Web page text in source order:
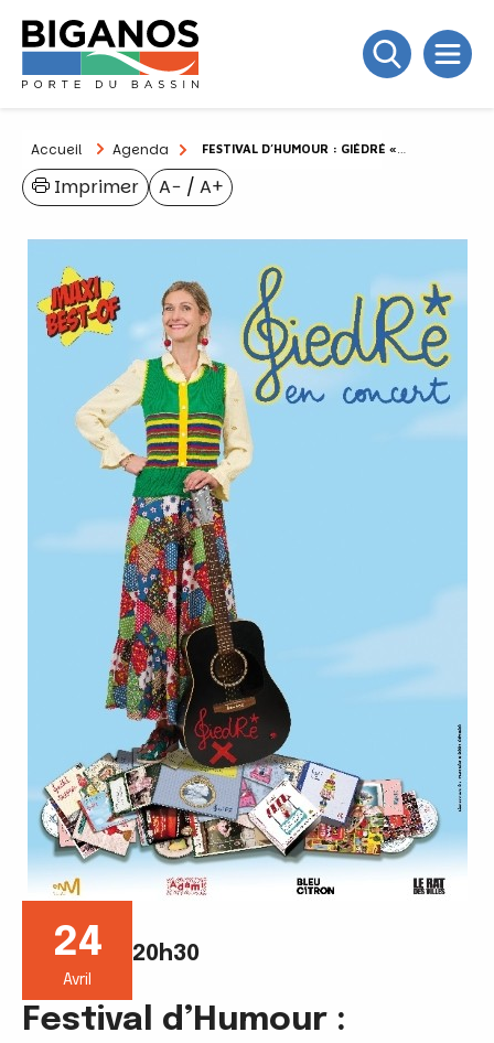
Accueil Agenda FESTIVAL D’HUMOUR : GIÉDRÉ « MAXI BEST-OF »
A− / A+
Imprimer
24
Avril
20h30
Festival d’Humour :